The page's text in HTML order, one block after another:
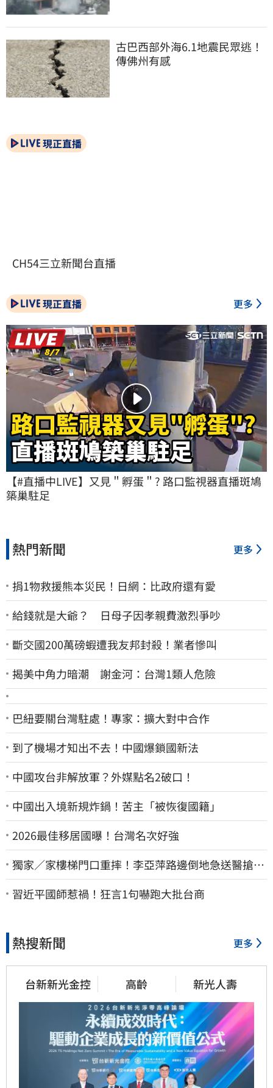
古巴西部外海6.1地震民眾逃！
傳佛州有感
現正直播
CH54三立新聞台直播
現正直播 更多
【#直播中LIVE】又見＂孵蛋＂? 路口監視器直播斑鳩
築巢駐足
熱門新聞 更多
捐1物救援熊本災民！日網：比政府還有愛
給錢就是大爺？ 日母子因孝親費激烈爭吵
斷交國200萬磅蝦遭我友邦封殺！業者慘叫
揭美中角力暗潮 謝金河：台灣1類人危險
巴紐要關台灣駐處！專家：擴大對中合作
到了機場才知出不去！中國爆鎖國新法
中國攻台非解放軍？外媒點名2破口！
中國出入境新規炸鍋！苦主「被恢復國籍」
2026最佳移居國曝！台灣名次好強
獨家／家樓梯門口重摔！李亞萍路邊倒地急送醫搶
命 「最新傷況」曝
習近平國師惹禍！狂言1句嚇跑大批台商
熱搜新聞 更多
台新新光金控 高齡 新光人壽